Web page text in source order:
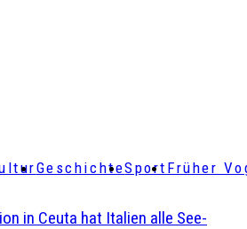
GeschichteSport Früher
in Ceuta hat Italien alle See-